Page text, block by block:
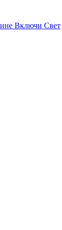
Включи Свет